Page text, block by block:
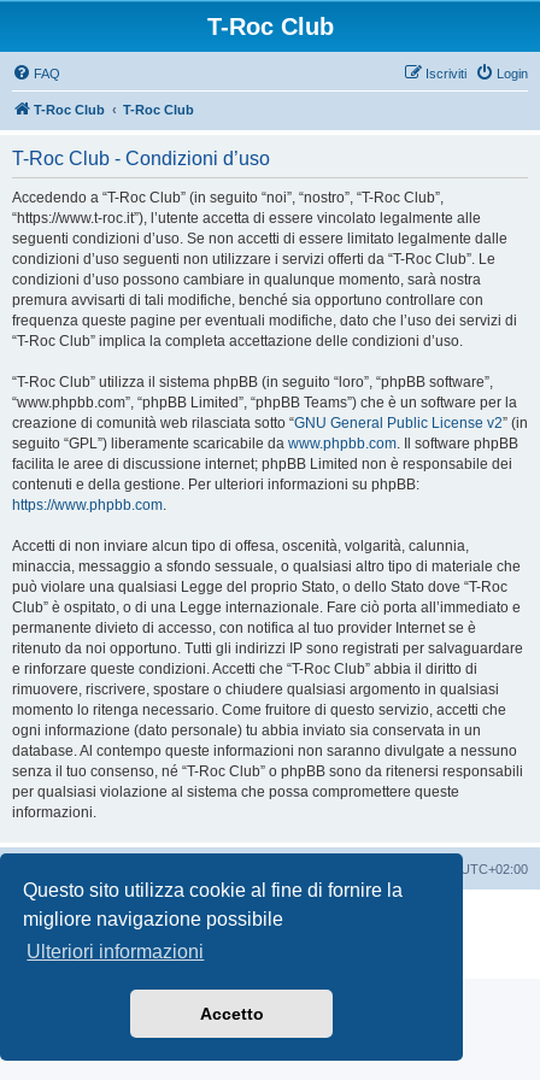
Questo sito utilizza cookie al fine di fornire la
migliore navigazione possibile
Ulteriori informazioni
Accetto
T-Roc Club
FAQ Login
Iscriviti
T-Roc Club T-Roc Club
T-Roc Club - Condizioni d’uso
Accedendo a “T-Roc Club” (in seguito “noi”, “nostro”, “T-Roc Club”,
“https://www.t-roc.it”), l’utente accetta di essere vincolato legalmente alle
seguenti condizioni d’uso. Se non accetti di essere limitato legalmente dalle
condizioni d’uso seguenti non utilizzare i servizi offerti da “T-Roc Club”. Le
condizioni d’uso possono cambiare in qualunque momento, sarà nostra
premura avvisarti di tali modifiche, benché sia opportuno controllare con
frequenza queste pagine per eventuali modifiche, dato che l’uso dei servizi di
“T-Roc Club” implica la completa accettazione delle condizioni d’uso.
“T-Roc Club” utilizza il sistema phpBB (in seguito “loro”, “phpBB software”,
“www.phpbb.com”, “phpBB Limited”, “phpBB Teams”) che è un software per la
creazione di comunità web rilasciata sotto “GNU General Public License v2” (in
seguito “GPL”) liberamente scaricabile da www.phpbb.com. Il software phpBB
facilita le aree di discussione internet; phpBB Limited non è responsabile dei
contenuti e della gestione. Per ulteriori informazioni su phpBB:
https://www.phpbb.com.
Accetti di non inviare alcun tipo di offesa, oscenità, volgarità, calunnia,
minaccia, messaggio a sfondo sessuale, o qualsiasi altro tipo di materiale che
può violare una qualsiasi Legge del proprio Stato, o dello Stato dove “T-Roc
Club” è ospitato, o di una Legge internazionale. Fare ciò porta all’immediato e
permanente divieto di accesso, con notifica al tuo provider Internet se è
ritenuto da noi opportuno. Tutti gli indirizzi IP sono registrati per salvaguardare
e rinforzare queste condizioni. Accetti che “T-Roc Club” abbia il diritto di
rimuovere, riscrivere, spostare o chiudere qualsiasi argomento in qualsiasi
momento lo ritenga necessario. Come fruitore di questo servizio, accetti che
ogni informazione (dato personale) tu abbia inviato sia conservata in un
database. Al contempo queste informazioni non saranno divulgate a nessuno
senza il tuo consenso, né “T-Roc Club” o phpBB sono da ritenersi responsabili
per qualsiasi violazione al sistema che possa compromettere queste
informazioni.
UTC+02:00
Creato da
® Forum Software © phpBB Limited
Traduzione Italiana